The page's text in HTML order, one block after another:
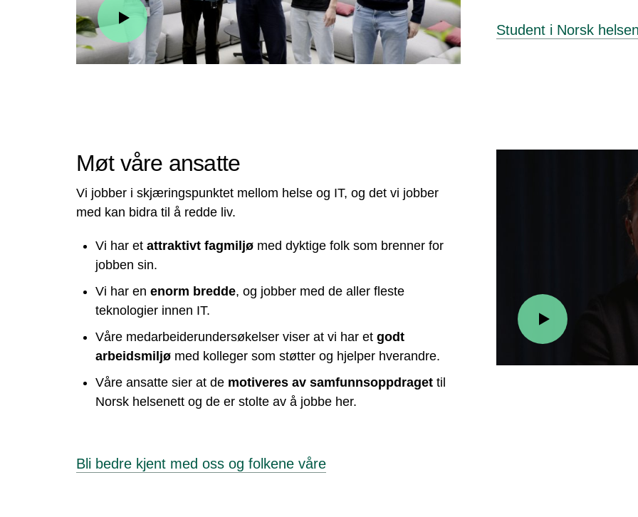
Student i Norsk
Møt våre ansatte
Vi jobber i skjæringspunktet mellom helse og IT, og det vi jobber
med kan bidra til å redde liv.
Vi har et attraktivt fagmiljø med dyktige folk som brenner for
jobben sin.
Vi har en enorm bredde, og jobber med de aller fleste
teknologier innen IT.
Våre medarbeiderundersøkelser viser at vi har et godt
arbeidsmiljø med kolleger som støtter og hjelper hverandre.
Våre ansatte sier at de motiveres av samfunnsoppdraget til
Norsk helsenett og de er stolte av å jobbe her.
Bli bedre kjent med oss og folkene våre